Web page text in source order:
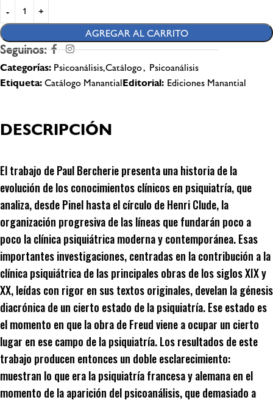
AGREGAR AL CARRITO
Seguinos:
Categorías: Psicoanálisis,Catálogo, Psicoanálisis
Etiqueta:Catálogo ManantialEditorial: Ediciones Manantial
DESCRIPCIÓN
El trabajo de Paul Bercherie presenta una historia de la
evolución de los conocimientos clínicos en psiquiatría, que
analiza, desde Pinel hasta el círculo de Henri Clude, la
organización progresiva de las líneas que fundarán poco a
poco la clínica psiquiátrica moderna y contemporánea. Esas
importantes investigaciones, centradas en la contribución a la
clínica psiquiátrica de las principales obras de los siglos XIX y
XX, leídas con rigor en sus textos originales, develan la génesis
diacrónica de un cierto estado de la psiquiatría. Ese estado es
el momento en que la obra de Freud viene a ocupar un cierto
lugar en ese campo de la psiquiatría. Los resultados de este
trabajo producen entonces un doble esclarecimiento:
muestran lo que era la psiquiatría francesa y alemana en el
momento de la aparición del psicoanálisis, que demasiado a